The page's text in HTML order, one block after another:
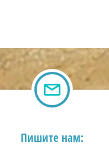
Пишите нам: